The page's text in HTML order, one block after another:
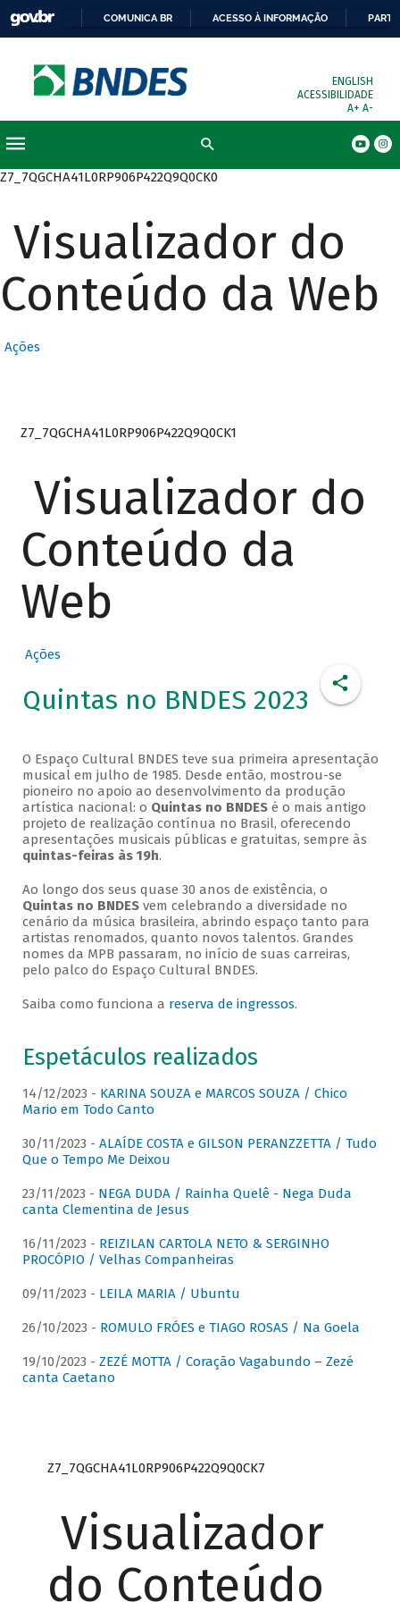
COMUNICA BR ACESSO À INFORMAÇÃO
ENGLISH
ACESSIBILIDADE
A+ A-
Z7_7QGCHA41L0RP906P422Q9Q0CK0
Visualizador do
Conteúdo da Web
Ações
Z7_7QGCHA41L0RP906P422Q9Q0CK1
Visualizador do
Conteúdo da
Web
Ações
Quintas no BNDES 2023
O Espaço Cultural BNDES teve sua primeira apresentação
musical em julho de 1985. Desde então, mostrou-se
pioneiro no apoio ao desenvolvimento da produção
artística nacional: o Quintas no BNDESé o mais antigo
projeto de realização contínua no Brasil, oferecendo
apresentações musicais públicas e gratuitas, sempre às
quintas-feiras às 19h.
Ao longo dos seus quase 30 anos de existência, o
Quintas no BNDESvem celebrando a diversidade no
cenário da música brasileira, abrindo espaço tanto para
artistas renomados, quanto novos talentos. Grandes
nomes da MPB passaram, no início de suas carreiras,
pelo palco do Espaço Cultural BNDES.
Saiba como funciona a reserva de ingressos.
Espetáculos realizados
14/12/2023 - KARINA SOUZA e MARCOS SOUZA / Chico
Mario em Todo Canto
30/11/2023 - ALAÍDE COSTA e GILSON PERANZZETTA / Tudo
Que o Tempo Me Deixou
23/11/2023 - NEGA DUDA / Rainha Quelê - Nega Duda
canta Clementina de Jesus
16/11/2023 - REIZILAN CARTOLA NETO & SERGINHO
PROCÓPIO / Velhas Companheiras
09/11/2023 - LEILA MARIA / Ubuntu
26/10/2023 - ROMULO FRÓES e TIAGO ROSAS / Na Goela
19/10/2023 - ZEZÉ MOTTA / Coração Vagabundo – Zezé
canta Caetano
Z7_7QGCHA41L0RP906P422Q9Q0CK7
Visualizador
do Conteúdo